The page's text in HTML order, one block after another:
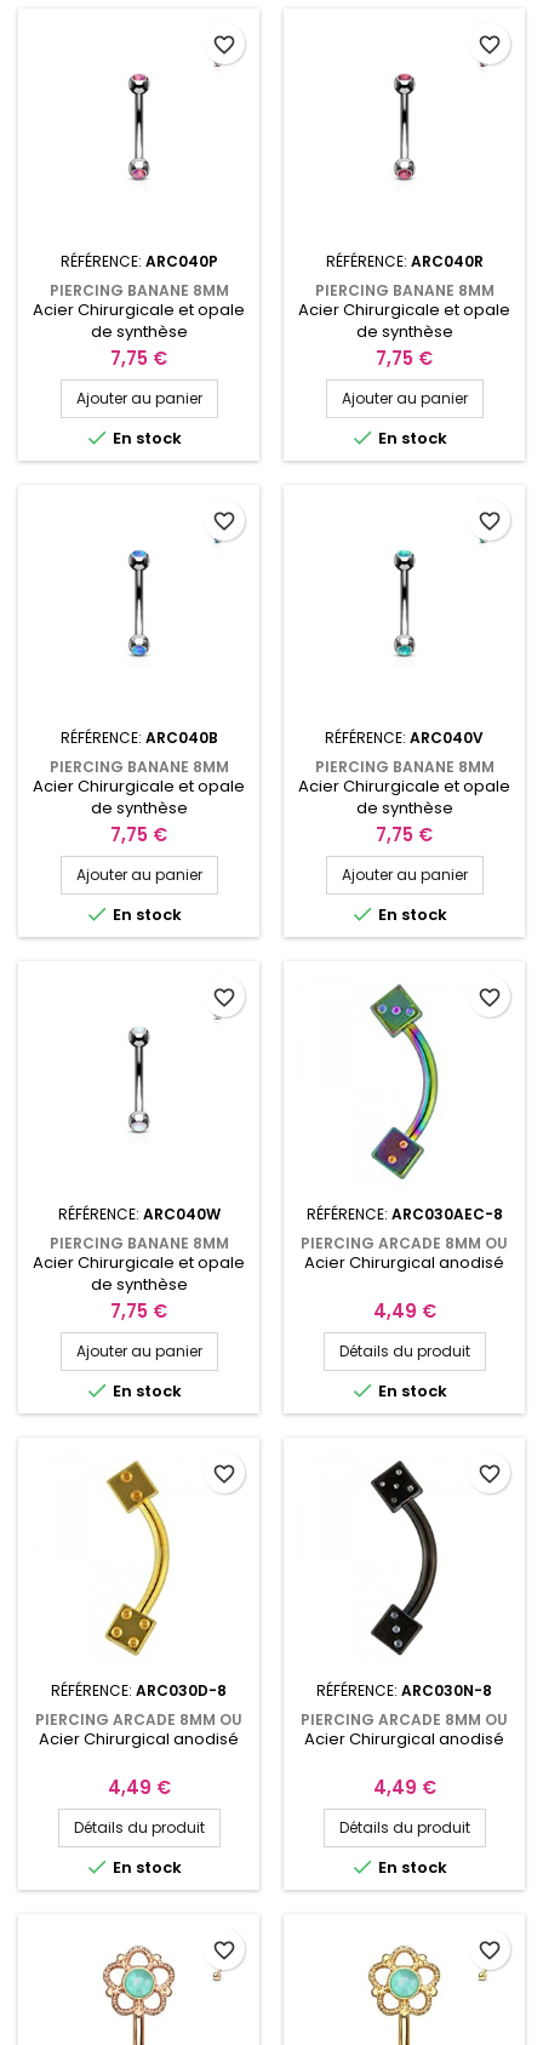
RÉFÉRENCE: ARC040P
PIERCING BANANE 8MM
ROOK OU ARCADE AVEC UNE
OPALINE ROSE ARC040P
Acier Chirurgicale et opale
de synthèse
Prix
7,75 €
Ajouter au panier
 En stock
favorite_border
RÉFÉRENCE: ARC040R
PIERCING BANANE 8MM
ROOK OU ARCADE AVEC UNE
OPALINE ROUGE ARC040R
Acier Chirurgicale et opale
de synthèse
Prix
7,75 €
Ajouter au panier
 En stock
favorite_border
RÉFÉRENCE: ARC040B
PIERCING BANANE 8MM
ROOK OU ARCADE AVEC UNE
OPALINE BLEUE ARC040B
Acier Chirurgicale et opale
de synthèse
Prix
7,75 €
Ajouter au panier
 En stock
favorite_border
RÉFÉRENCE: ARC040V
PIERCING BANANE 8MM
ROOK OU ARCADE AVEC UNE
OPALINE VERTE ARC040V
Acier Chirurgicale et opale
de synthèse
Prix
7,75 €
Ajouter au panier
 En stock
favorite_border
RÉFÉRENCE: ARC040W
PIERCING BANANE 8MM
ROOK OU ARCADE AVEC UNE
OPALINE BLANCHE ARC040W
Acier Chirurgicale et opale
de synthèse
Prix
7,75 €
Ajouter au panier
 En stock
favorite_border
RÉFÉRENCE: ARC030AEC-8
PIERCING ARCADE 8MM OU
10MM ANODISÉ ARC-EN-CIEL
2,5MM ARC030AEC
Acier Chirurgical anodisé
Prix
4,49 €
Détails du produit
 En stock
favorite_border
RÉFÉRENCE: ARC030D-8
PIERCING ARCADE 8MM OU
10MM DORÉ AVEC DOUBLE
ARC030D
Acier Chirurgical anodisé
Prix
4,49 €
Détails du produit
 En stock
favorite_border
RÉFÉRENCE: ARC030N-8
PIERCING ARCADE 8MM OU
10MM AVEC DOUBLE DÉS À
Acier Chirurgical anodisé
Prix
4,49 €
Détails du produit
 En stock
favorite_border
favorite_border favorite_border